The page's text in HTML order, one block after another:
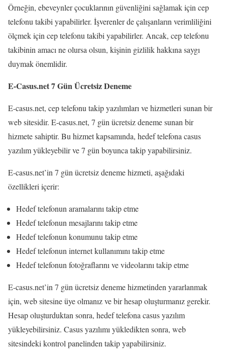
Örneğin, ebeveynler çocuklarının güvenliğini sağlamak için cep
telefonu takibi yapabilirler. İşverenler de çalışanların verimliliğini
ölçmek için cep telefonu takibi yapabilirler. Ancak, cep telefonu
takibinin amacı ne olursa olsun, kişinin gizlilik hakkına saygı
duymak önemlidir.
E-Casus.net 7 Gün Ücretsiz Deneme
E-casus.net, cep telefonu takip yazılımları ve hizmetleri sunan bir
web sitesidir. E-casus.net, 7 gün ücretsiz deneme sunan bir
hizmete sahiptir. Bu hizmet kapsamında, hedef telefona casus
yazılım yükleyebilir ve 7 gün boyunca takip yapabilirsiniz.
E-casus.net’in 7 gün ücretsiz deneme hizmeti, aşağıdaki
özellikleri içerir:
Hedef telefonun aramalarını takip etme
Hedef telefonun mesajlarını takip etme
Hedef telefonun konumunu takip etme
Hedef telefonun internet kullanımını takip etme
Hedef telefonun fotoğraflarını ve videolarını takip etme
E-casus.net’in 7 gün ücretsiz deneme hizmetinden yararlanmak
için, web sitesine üye olmanız ve bir hesap oluşturmanız gerekir.
Hesap oluşturduktan sonra, hedef telefona casus yazılım
yükleyebilirsiniz. Casus yazılımı yükledikten sonra, web
sitesindeki kontrol panelinden takip yapabilirsiniz.